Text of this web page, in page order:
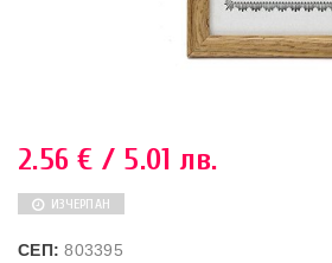
2.56€ / 5.01 лв.
ИЗЧЕРПАН
СЕП:803395